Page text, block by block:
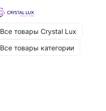
Все товары Crystal Lux
Все товары категории